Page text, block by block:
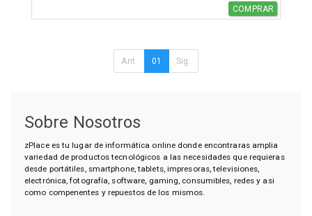
COMPRAR
Ant. 01 Sig.
Sobre Nosotros
zPlace es tu lugar de informática online donde encontraras amplia
variedad de productos tecnológicos a las necesidades que requieras
desde portátiles, smartphone, tablets, impresoras, televisiones,
electrónica, fotografía, software, gaming, consumibles, redes y asi
como compenentes y repuestos de los mismos.